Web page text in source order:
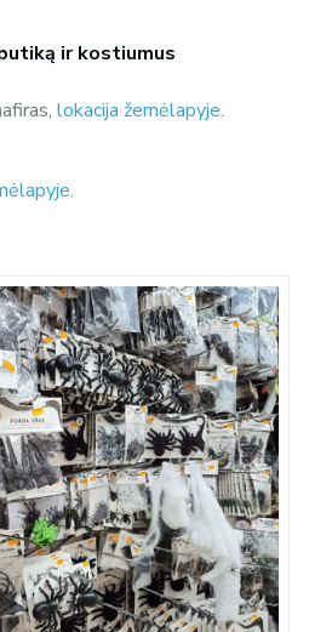
ir kostiumus
lokacija žemėlapyje.